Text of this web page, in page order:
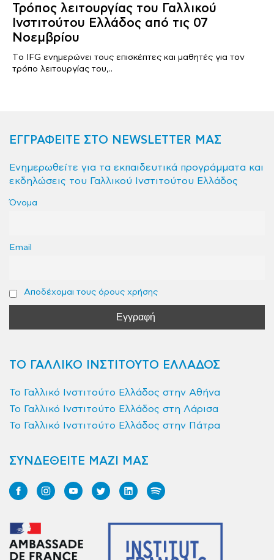
Τρόπος λειτουργίας του Γαλλικού
Ινστιτούτου Ελλάδος από τις 07
Νοεμβρίου
Tο IFG ενημερώνει τους επισκέπτες και μαθητές για τον
τρόπο λειτουργίας του,..
ΕΓΓΡΑΦΕΙΤΕ ΣΤΟ NEWSLETTER ΜΑΣ
Ενημερωθείτε για τα εκπαιδευτικά προγράμματα και
εκδηλώσεις του Γαλλικού Ινστιτούτου Ελλάδος
Όνομα
Email
Αποδέχομαι τους όρους χρήσης
ΤΟ ΓΑΛΛΙΚΟ ΙΝΣΤΙΤΟΥΤΟ ΕΛΛΑΔΟΣ
Το Γαλλικό Ινστιτούτο Ελλάδος στην Αθήνα
Το Γαλλικό Ινστιτούτο Ελλάδος στη Λάρισα
Το Γαλλικό Ινστιτούτο Ελλάδος στην Πάτρα
ΣΥΝΔΕΘΕΙΤΕ ΜΑΖΙ ΜΑΣ